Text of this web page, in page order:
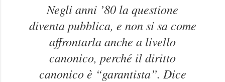
Negli anni ’80 la questione
diventa pubblica, e non si sa come
affrontarla anche a livello
canonico, perché il diritto
canonico è “garantista”. Dice